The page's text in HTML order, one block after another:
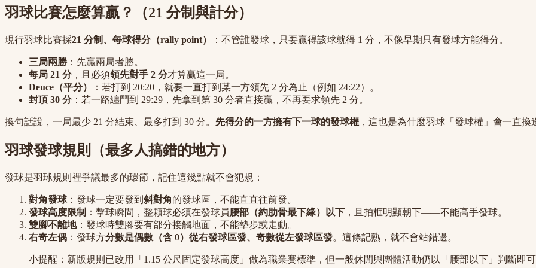
羽球比賽怎麼算贏？（21 分制與計分）
現行羽球比賽採21 分制、每球得分（rally point） ：不管誰發球，只要贏得該球就得 1 分，不像早期只有發球方能得分。
三局兩勝 ：先贏兩局者勝。
每局 21 分，且必須領先對手 2 分才算贏這一局。
Deuce（平分）
：若打到 20:20，就要一直打到某一方領先 2 分為止（例如 24:22）。
封頂 30 分：若一路纏鬥到 29:29，先拿到第 30 分者直接贏，不再要求領先 2 分。
換句話說，一局最少 21 分結束、最多打到 30 分。 先得分的一方擁有下一球的發球權 ，這也是為什麼羽球「發球權」會一直換
羽球發球規則（最多人搞錯的地方）
發球是羽球規則裡爭議最多的環節，記住這幾點就不會犯規：
對角發球：發球一定要發到 斜對角的發球區，不能直直往前發。
發球高度限制 ：擊球瞬間，整顆球必須在發球員腰部（約肋骨最下緣）以下 ，且拍框明顯朝下——不能高手發球。
雙腳不離地：發球時雙腳要有部分接觸地面，不能墊步或走動。
右奇左偶 ：發球方分數是偶數（含 0）從右發球區發、奇數從左發球區發。這條記熟，就不會站錯邊。
小提醒：新版規則已改用「1.15 公尺固定發球高度」做為職業賽標準，但一般休閒與團體活動仍以「腰部以下」判斷即可